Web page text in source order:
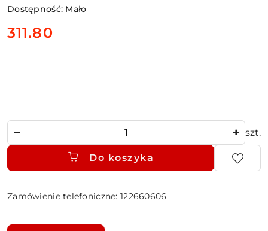
Dostępność: Mało
cena:
311.80
szt.
Do koszyka
Zamówienie telefoniczne: 122660606
Dostępność